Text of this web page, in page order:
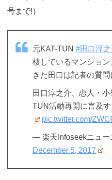
号まで!）
元KAT-TUN #田口淳之
棲しているマンショ
きた田口は記者の質問
田口淳之介、恋人・
TUN活動再開に言及す
pic.twitter.com/
— 楽天Infoseekニュー
December 5, 2017